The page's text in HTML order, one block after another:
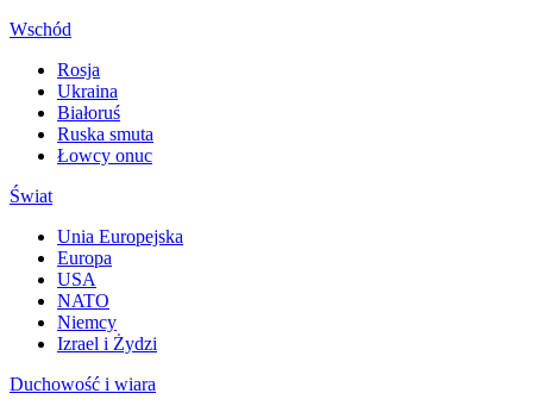
Wschód
Rosja
Ukraina
Białoruś
Ruska smuta
Łowcy onuc
Świat
Unia Europejska
Europa
USA
NATO
Niemcy
Izrael i Żydzi
Duchowość i wiara